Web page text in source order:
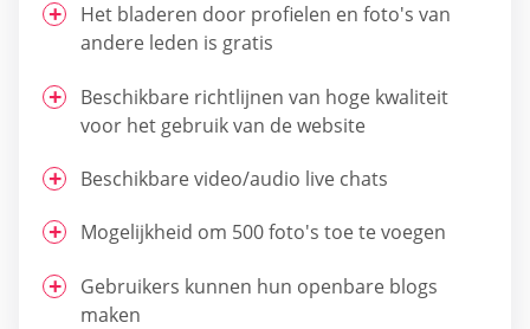
Het bladeren door profielen en foto's van
andere leden is gratis
Beschikbare richtlijnen van hoge kwaliteit
voor het gebruik van de website
Beschikbare video/audio live chats
Mogelijkheid om 500 foto's toe te voegen
Gebruikers kunnen hun openbare blogs
maken